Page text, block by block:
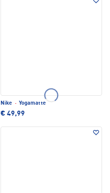
Nike · Yogamatte
€ 49,99